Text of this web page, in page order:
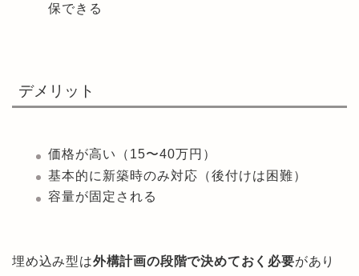
保できる
デメリット
価格が高い（15〜40万円）
基本的に新築時のみ対応（後付けは困難）
容量が固定される
埋め込み型は外構計画の段階で決めておく必要があり